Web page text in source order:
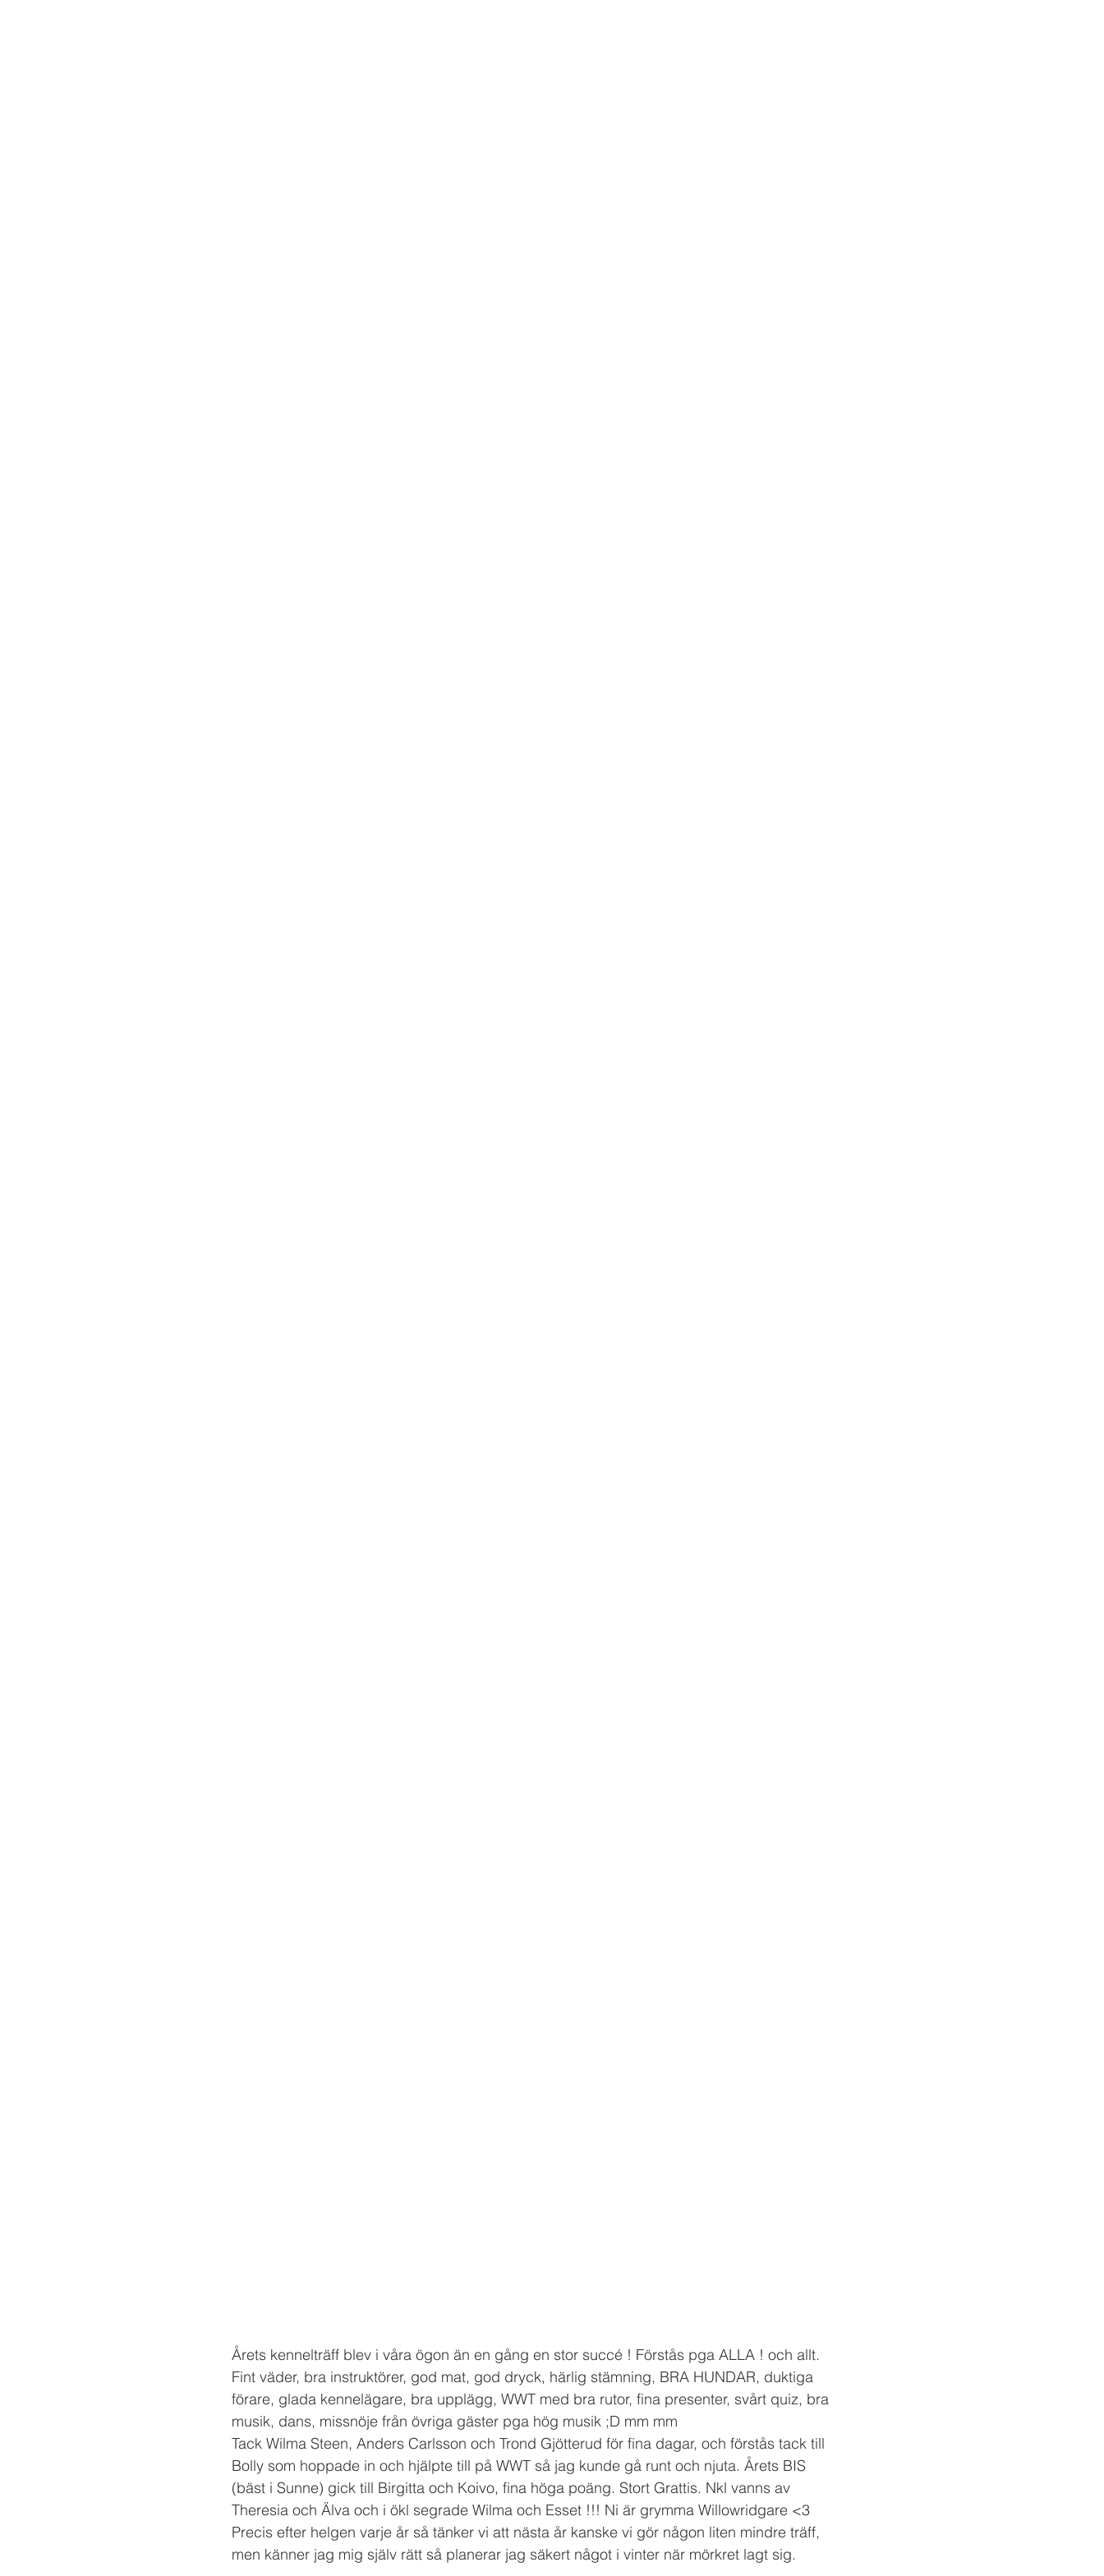
Årets kennelträff blev i våra ögon än en gång en stor succé ! Förstås pga ALLA ! och allt.
Fint väder, bra instruktörer, god mat, god dryck, härlig stämning, BRA HUNDAR, duktiga
förare, glada kennelägare, bra upplägg, WWT med bra rutor, fina presenter, svårt quiz, bra
musik, dans, missnöje från övriga gäster pga hög musik ;D mm mm
Tack Wilma Steen, Anders Carlsson och Trond Gjötterud för fina dagar, och förstås tack till
Bolly som hoppade in och hjälpte till på WWT så jag kunde gå runt och njuta. Årets BIS
(bäst i Sunne) gick till Birgitta och Koivo, fina höga poäng. Stort Grattis. Nkl vanns av
Theresia och Älva och i ökl segrade Wilma och Esset !!! Ni är grymma Willowridgare <3
Precis efter helgen varje år så tänker vi att nästa år kanske vi gör någon liten mindre träff,
men känner jag mig själv rätt så planerar jag säkert något i vinter när mörkret lagt sig.